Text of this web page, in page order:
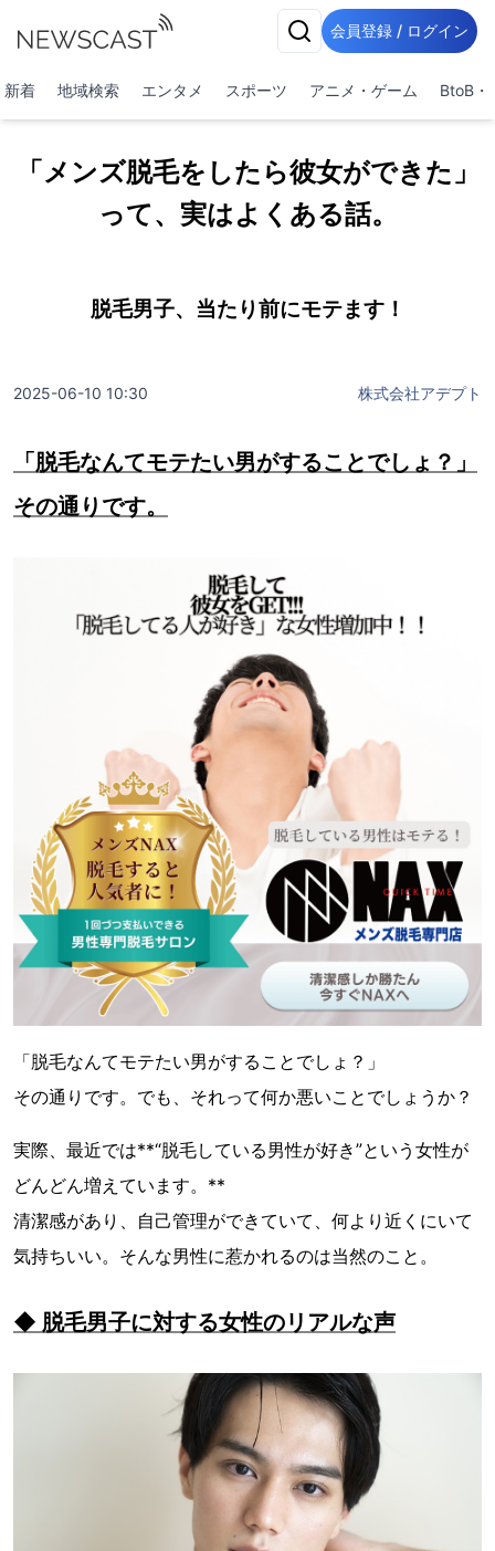
会員登録 / ログイン
新着 地域検索 エンタメ スポーツ アニメ・ゲーム BtoB・
「メンズ脱毛をしたら彼女ができた」
って、実はよくある話。
脱毛男子、当たり前にモテます！
2025-06-10 10:30 株式会社アデプト
「脱毛なんてモテたい男がすることでしょ？」
その通りです。
「脱毛なんてモテたい男がすることでしょ？」
その通りです。でも、それって何か悪いことでしょうか？
実際、最近では**“脱毛している男性が好き”という女性が
どんどん増えています。**
清潔感があり、自己管理ができていて、何より近くにいて
気持ちいい。そんな男性に惹かれるのは当然のこと。
◆ 脱毛男子に対する女性のリアルな声